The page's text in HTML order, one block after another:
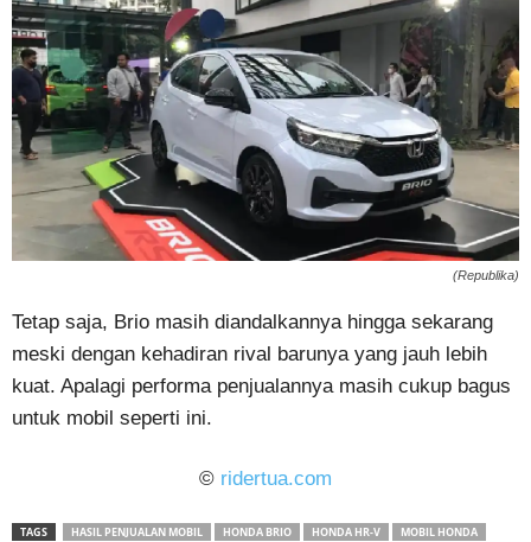
(Republika)
Tetap saja, Brio masih diandalkannya hingga sekarang
meski dengan kehadiran rival barunya yang jauh lebih
kuat. Apalagi performa penjualannya masih cukup bagus
untuk mobil seperti ini.
© ridertua.com
TAGS HASIL PENJUALAN MOBIL HONDA BRIO HONDA HR-V
MOBIL HONDA